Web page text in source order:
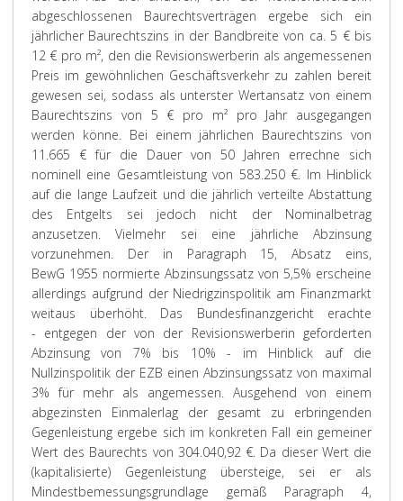
abgeschlossenen Baurechtsverträgen ergebe sich ein
jährlicher Baurechtszins in der Bandbreite von ca. 5 € bis
12 € pro m², den die Revisionswerberin als angemessenen
Preis im gewöhnlichen Geschäftsverkehr zu zahlen bereit
gewesen sei, sodass als unterster Wertansatz von einem
Baurechtszins von 5 € pro m² pro Jahr ausgegangen
werden könne. Bei einem jährlichen Baurechtszins von
11.665 € für die Dauer von 50 Jahren errechne sich
nominell eine Gesamtleistung von 583.250 €. Im Hinblick
auf die lange Laufzeit und die jährlich verteilte Abstattung
des Entgelts sei jedoch nicht der Nominalbetrag
anzusetzen. Vielmehr sei eine jährliche Abzinsung
vorzunehmen. Der in Paragraph 15, Absatz eins,
BewG 1955 normierte Abzinsungssatz von 5,5% erscheine
allerdings aufgrund der Niedrigzinspolitik am Finanzmarkt
weitaus überhöht. Das Bundesfinanzgericht erachte
- entgegen der von der Revisionswerberin geforderten
Abzinsung von 7% bis 10% - im Hinblick auf die
Nullzinspolitik der EZB einen Abzinsungssatz von maximal
3% für mehr als angemessen. Ausgehend von einem
abgezinsten Einmalerlag der gesamt zu erbringenden
Gegenleistung ergebe sich im konkreten Fall ein gemeiner
Wert des Baurechts von 304.040,92 €. Da dieser Wert die
(kapitalisierte) Gegenleistung übersteige, sei er als
Mindestbemessungsgrundlage gemäß Paragraph 4,